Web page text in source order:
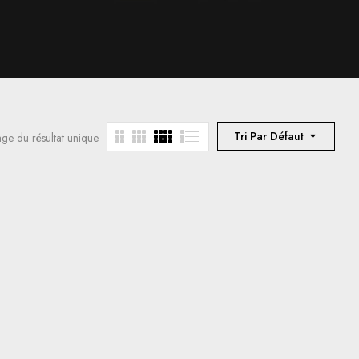
Tri Par Défaut
du résultat unique